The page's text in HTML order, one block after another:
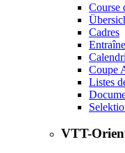
Course
Cadres
Coupe
Listes
VTT-